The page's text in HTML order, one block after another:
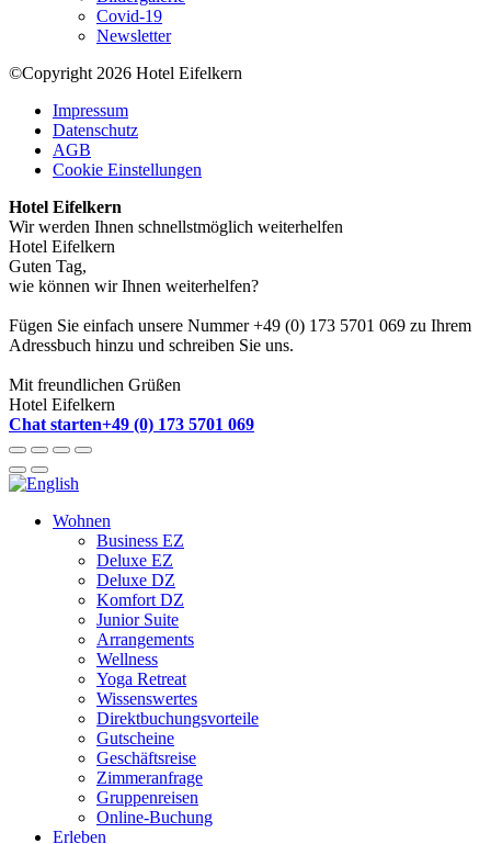
Covid-19
Newsletter
©Copyright 2026 Hotel Eifelkern
Impressum
Datenschutz
AGB
Cookie Einstellungen
Hotel Eifelkern
Wir werden Ihnen schnellstmöglich weiterhelfen
Hotel Eifelkern
Guten Tag,
wie können wir Ihnen weiterhelfen?
Fügen Sie einfach unsere Nummer +49 (0) 173 5701 069 zu Ihrem
Adressbuch hinzu und schreiben Sie uns.
Mit freundlichen Grüßen
Hotel Eifelkern
Chat starten+49 (0) 173 5701 069
Wohnen
Business EZ
Deluxe EZ
Deluxe DZ
Komfort DZ
Junior Suite
Arrangements
Wellness
Yoga Retreat
Wissenswertes
Direktbuchungsvorteile
Gutscheine
Geschäftsreise
Zimmeranfrage
Gruppenreisen
Online-Buchung
Erleben